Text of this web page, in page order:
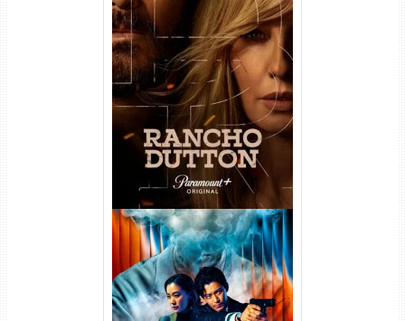
Rancho Dutton 1ª
Temporada Torrent (2026)
WEB-DL 1080p Dual Áudio